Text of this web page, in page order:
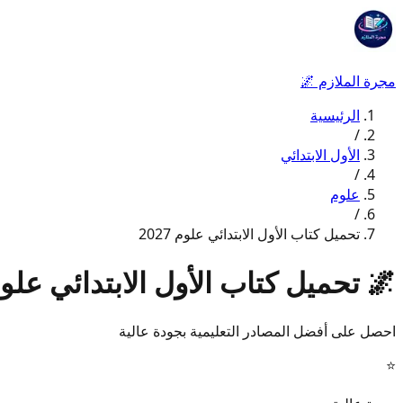
مجرة الملازم 🌌
الرئيسية
/
الأول الابتدائي
/
علوم
/
تحميل كتاب الأول الابتدائي علوم 2027
🌌 تحميل كتاب الأول الابتدائي علوم
احصل على أفضل المصادر التعليمية بجودة عالية
⭐